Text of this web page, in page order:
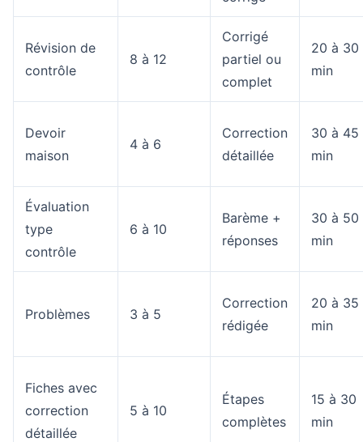
Révision de
contrôle
8 à 12
Corrigé
partiel ou
complet
20 à 30
min
Devoir
maison
4 à 6
Correction
détaillée
30 à 45
min
Évaluation
type
contrôle
6 à 10
Barème +
réponses
30 à 50
min
Problèmes 3 à 5
Correction
rédigée
20 à 35
min
Fiches avec
correction
détaillée
5 à 10
Étapes
complètes
15 à 30
min